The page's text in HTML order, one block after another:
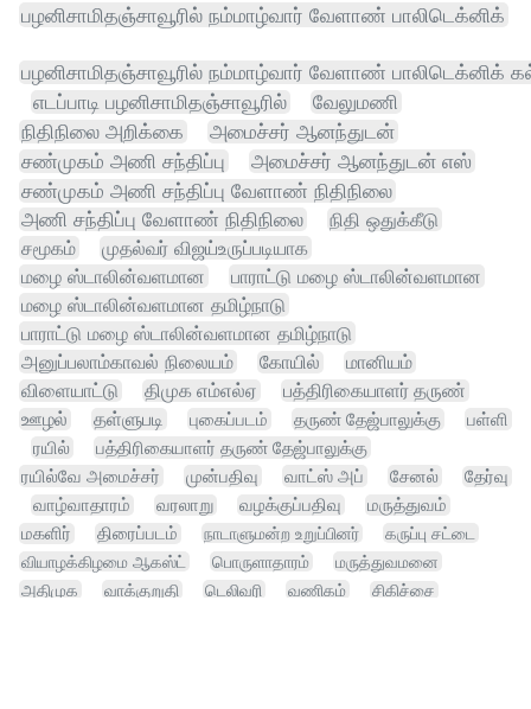
பழனிசாமிதஞ்சாவூரில் நம்மாழ்வார் வேளாண் பாலிடெக்னிக்
பழனிசாமிதஞ்சாவூரில் நம்மாழ்வார் வேளாண் பாலிடெக்னிக்
எடப்பாடி பழனிசாமிதஞ்சாவூரில்
வேலுமணி
நிதிநிலை அறிக்கை
அமைச்சர் ஆனந்துடன்
சண்முகம் அணி சந்திப்பு
அமைச்சர் ஆனந்துடன் எஸ்
சண்முகம் அணி சந்திப்பு வேளாண் நிதிநிலை
அணி சந்திப்பு வேளாண் நிதிநிலை
நிதி ஒதுக்கீடு
சமூகம்
முதல்வர் விஜய்உருப்படியாக
மழை ஸ்டாலின்வளமான
பாராட்டு மழை ஸ்டாலின்வளமான
மழை ஸ்டாலின்வளமான தமிழ்நாடு
பாராட்டு மழை ஸ்டாலின்வளமான தமிழ்நாடு
அனுப்பலாம்காவல் நிலையம்
கோயில்
மானியம்
விளையாட்டு
திமுக எம்எல்ஏ
பத்திரிகையாளர் தருண்
ஊழல்
தள்ளுபடி புகைப்படம் தருண் தேஜ்பாலுக்கு
பள்ளி
ரயில்
பத்திரிகையாளர் தருண் தேஜ்பாலுக்கு
ரயில்வே அமைச்சர்
முன்பதிவு வாட்ஸ் அப் சேனல்
தேர்வு
வாழ்வாதாரம்
வரலாறு வழக்குப்பதிவு
மருத்துவம்
மகளிர்
திரைப்படம் நாடாளுமன்ற உறுப்பினர்
கருப்பு சட்டை
வியாழக்கிழமை ஆகஸ்ட்
பொருளாதாரம்
மருத்துவமனை
அதிமுக
வாக்குறுதி டெலிவரி வணிகம்
சிகிச்சை